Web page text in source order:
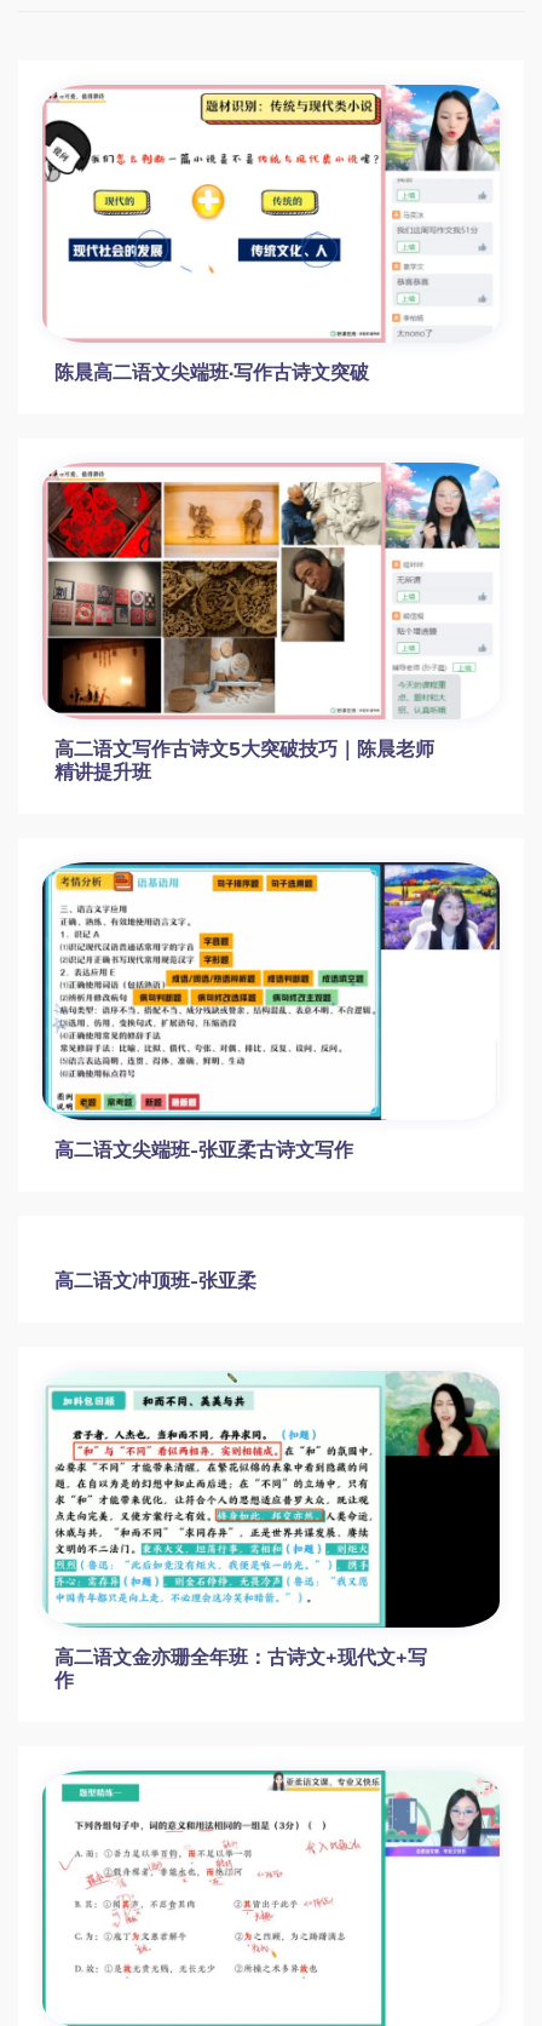
陈晨高二语文尖端班·写作古诗文突破
高二语文写作古诗文5大突破技巧｜陈晨老师
精讲提升班
高二语文尖端班-张亚柔古诗文写作
高二语文冲顶班-张亚柔
高二语文金亦珊全年班：古诗文+现代文+写
作